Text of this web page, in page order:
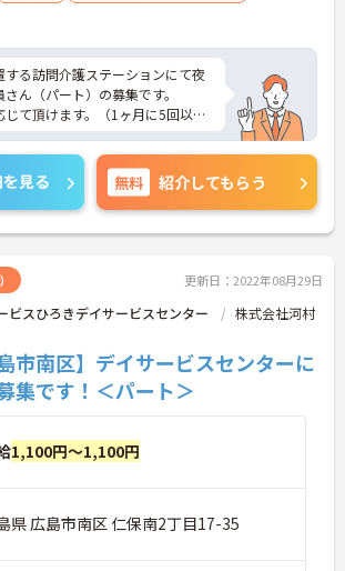
する訪問介護ステーションにて夜
ん（パート）の募集です。
て頂けます。（1ヶ月に5回以上
、面接対策ポイントなど、さら
しますので、お気軽にご相談く
見る 無料 紹介してもらう
更新日：2022年08月29日
ビスひろきデイサービスセンター
株式会社河村
市南区】デイサービスセンターに
集です！＜パート＞
1,100円～1,100円
県 広島市南区 仁保南2丁目17-35